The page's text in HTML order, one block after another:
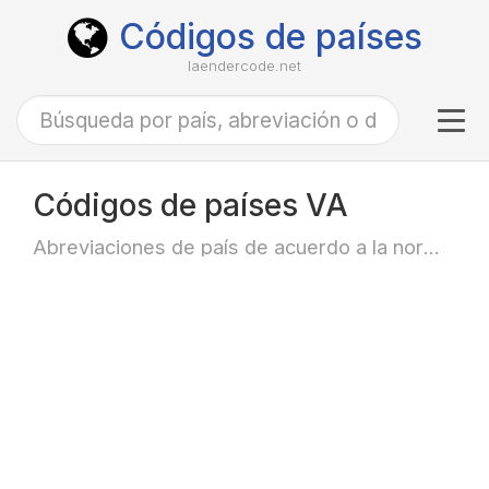
Códigos de países
laendercode.net
Códigos de países VA
Abreviaciones de país de acuerdo a la norma ISO-3166 alfa-2